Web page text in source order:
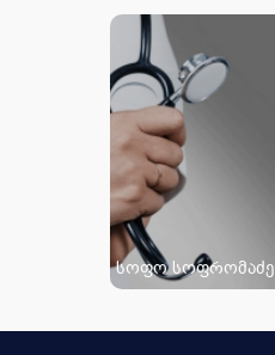
სოფო სოფრომაძე